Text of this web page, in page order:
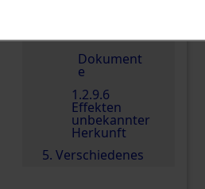
Dokument
e
1.2.9.6
Effekten
unbekannter
Herkunft
5. Verschiedenes